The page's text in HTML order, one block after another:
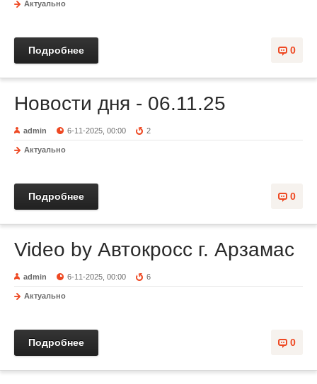
Актуально
0
Подробнее
Новости дня - 06.11.25
admin 6-11-2025, 00:00 2
Актуально
0
Подробнее
Video by Автокросс г. Арзамас
admin 6-11-2025, 00:00 6
Актуально
0
Подробнее